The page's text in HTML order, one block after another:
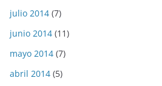
julio 2014 (7)
junio 2014 (11)
mayo 2014 (7)
abril 2014 (5)